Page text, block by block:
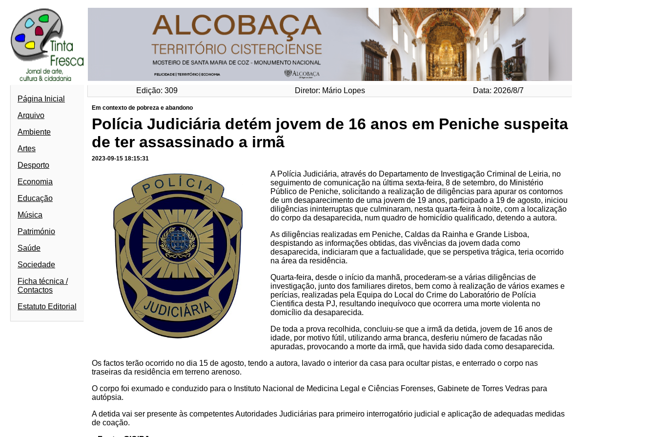
Edição: 309 Diretor: Mário Lopes
Data: 2026/8/7
Página Inicial
Arquivo
Ambiente
Artes
Desporto
Economia
Educação
Música
Património
Saúde
Sociedade
Ficha técnica /
Contactos
Estatuto Editorial
Em contexto de pobreza e abandono
Polícia Judiciária detém jovem de 16 anos em Peniche suspeita
de ter assassinado a irmã
2023-09-15 18:15:31
A Polícia Judiciária, através do Departamento de Investigação Criminal de Leiria, no
seguimento de comunicação na última sexta-feira, 8 de setembro, do Ministério
Público de Peniche, solicitando a realização de diligências para apurar os contornos
de um desaparecimento de uma jovem de 19 anos, participado a 19 de agosto, iniciou
diligências ininterruptas que culminaram, nesta quarta-feira à noite, com a localização
do corpo da desaparecida, num quadro de homicídio qualificado, detendo a autora.
As diligências realizadas em Peniche, Caldas da Rainha e Grande Lisboa,
despistando as informações obtidas, das vivências da jovem dada como
desaparecida, indiciaram que a factualidade, que se perspetiva trágica, teria ocorrido
na área da residência.
Quarta-feira, desde o início da manhã, procederam-se a várias diligências de
investigação, junto dos familiares diretos, bem como à realização de vários exames e
perícias, realizadas pela Equipa do Local do Crime do Laboratório de Polícia
Cientifica desta PJ, resultando inequívoco que ocorrera uma morte violenta no
domicílio da desaparecida.
De toda a prova recolhida, concluiu-se que a irmã da detida, jovem de 16 anos de
idade, por motivo fútil, utilizando arma branca, desferiu número de facadas não
apuradas, provocando a morte da irmã, que havida sido dada como desaparecida.
Os factos terão ocorrido no dia 15 de agosto, tendo a autora, lavado o interior da casa para ocultar pistas, e enterrado o corpo nas
traseiras da residência em terreno arenoso.
O corpo foi exumado e conduzido para o Instituto Nacional de Medicina Legal e Ciências Forenses, Gabinete de Torres Vedras para
autópsia.
A detida vai ser presente às competentes Autoridades Judiciárias para primeiro interrogatório judicial e aplicação de adequadas medidas
de coação.